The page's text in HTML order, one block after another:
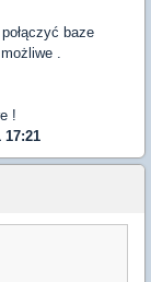
baze
.
!
17:21